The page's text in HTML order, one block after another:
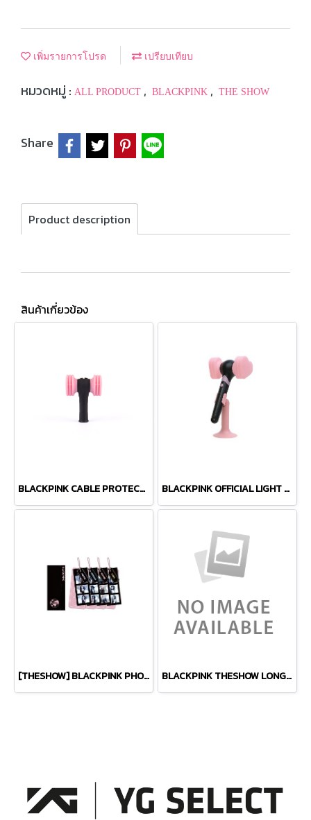
เพิ่มรายการโปรด เปรียบเทียบ
หมวดหมู่ : ALL PRODUCT , BLACKPINK , THE SHOW
Share
Product description
สินค้าเกี่ยวข้อง
BLACKPINK CABLE PROTECTOR BLACKPINK OFFICIAL LIGHT STICK Ver.2 LIMITED EDITION
[THESHOW] BLACKPINK PHOTO STRIP BLACKPINK THESHOW LONG SLEEVE T-SHIRTS_TYPE 2